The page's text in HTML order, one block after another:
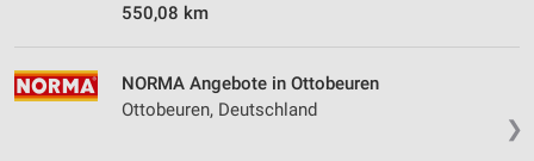
550,08 km
❯
NORMA Angebote in Ottobeuren
Ottobeuren, Deutschland